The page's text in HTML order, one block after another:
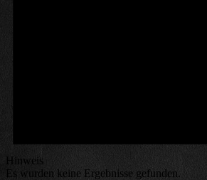
Hinweis
Es wurden keine Ergebnisse gefunden.